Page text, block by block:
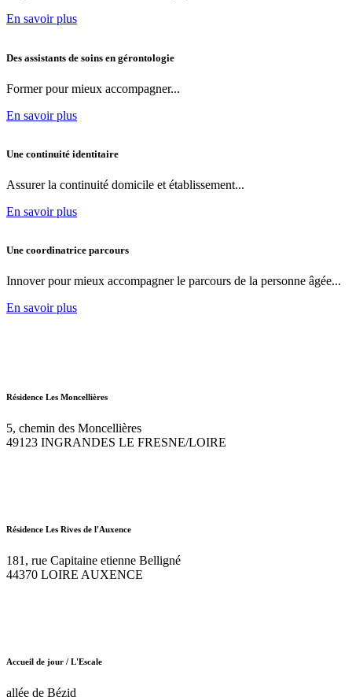
En savoir plus
Des assistants de soins en gérontologie
Former pour mieux accompagner...
En savoir plus
Une continuité identitaire
Assurer la continuité domicile et établissement...
En savoir plus
Une coordinatrice parcours
Innover pour mieux accompagner le parcours de la personne âgée...
En savoir plus
Résidence Les Moncellières
5, chemin des Moncellières
49123 INGRANDES LE FRESNE/LOIRE
Résidence Les Rives de l'Auxence
181, rue Capitaine etienne Belligné
44370 LOIRE AUXENCE
Accueil de jour / L'Escale
allée de Bézid